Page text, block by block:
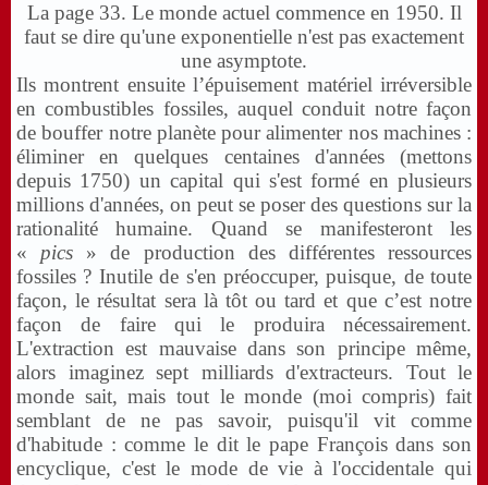
La page 33. Le monde actuel commence en 1950. Il
faut se dire qu'une exponentielle n'est pas exactement
une asymptote.
Ils montrent ensuite l’épuisement matériel irréversible
en combustibles fossiles, auquel conduit notre façon
de bouffer notre planète pour alimenter nos machines :
éliminer en quelques centaines d'années (mettons
depuis 1750) un capital qui s'est formé en plusieurs
millions d'années, on peut se poser des questions sur la
rationalité humaine. Quand se manifesteront les
« pics » de production des différentes ressources
fossiles ? Inutile de s'en préoccuper, puisque, de toute
façon, le résultat sera là tôt ou tard et que c’est notre
façon de faire qui le produira nécessairement.
L'extraction est mauvaise dans son principe même,
alors imaginez sept milliards d'extracteurs. Tout le
monde sait, mais tout le monde (moi compris) fait
semblant de ne pas savoir, puisqu'il vit comme
d'habitude : comme le dit le pape François dans son
encyclique, c'est le mode de vie à l'occidentale qui